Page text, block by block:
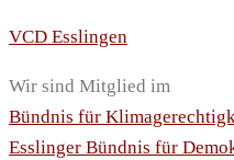
VCD Esslingen
Wir sind Mitglied im
Bündnis für
Esslinger Bündnis für